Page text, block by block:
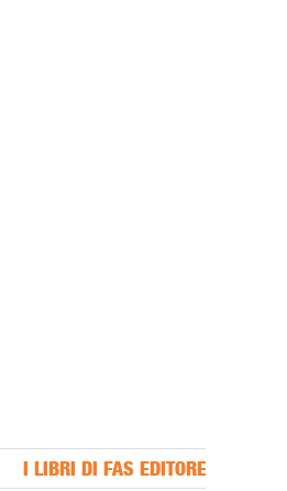
I LIBRI DI FAS EDITORE